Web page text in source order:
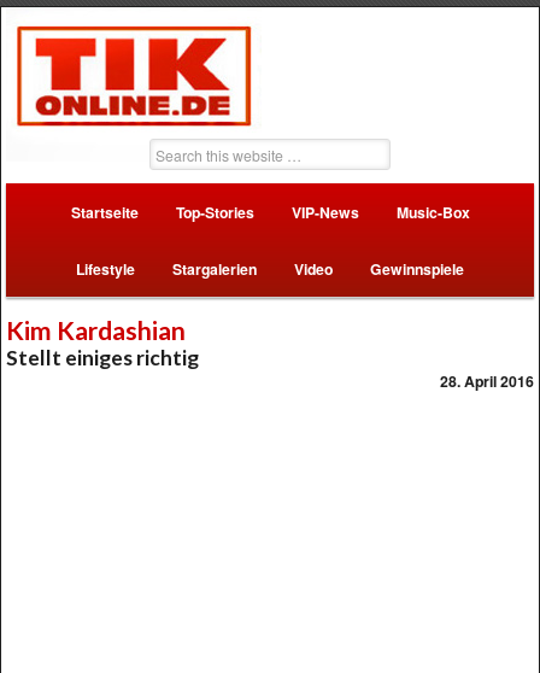
Startseite Top-Stories VIP-News Music-Box
Lifestyle Stargalerien Video Gewinnspiele
Kim Kardashian
Stellt einiges richtig
28. April 2016